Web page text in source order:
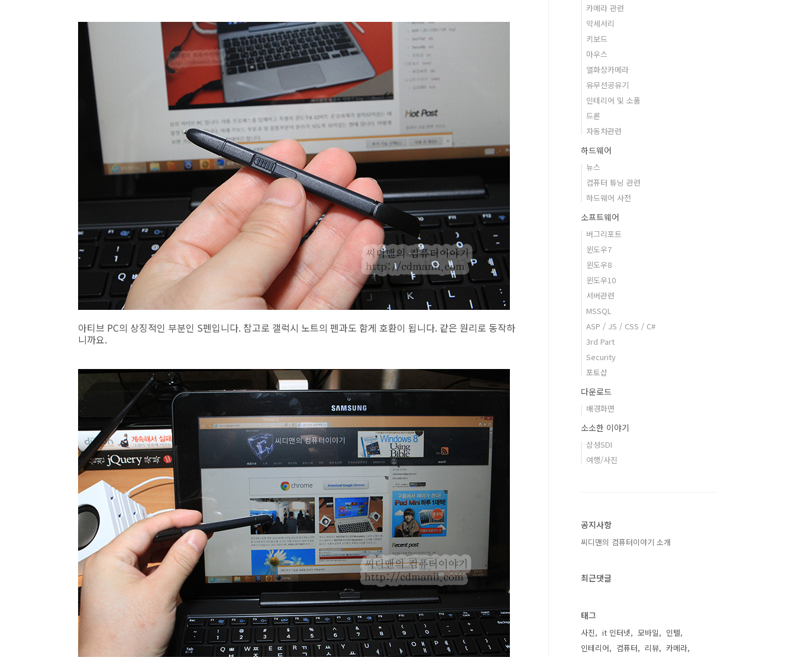
아티브 PC의 상징적인 부분인 S펜입니다. 참고로 갤럭시 노트의 펜과도 함게 호환이 됩니다. 같은 원리로 동작하
니까요.
카메라 관련
악세서리
키보드
마우스
열화상카메라
유무선공유기
인테리어 및 소품
드론
자동차관련
하드웨어
뉴스
컴퓨터 튜닝 관련
하드웨어 사전
소프트웨어
버그리포트
윈도우7
윈도우8
윈도우10
서버관련
MSSQL
ASP / JS / CSS / C#
3rd Part
Security
포토샵
다운로드
배경화면
소소한 이야기
삼성SDI
여행/사진
공지사항
씨디맨의 컴퓨터이야기 소개
최근댓글
태그
사진 it 인터넷 모바일
인텔
인테리어
컴퓨터 리뷰
카메라